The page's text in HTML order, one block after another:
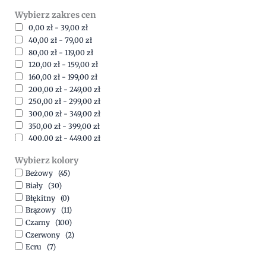
Spodnie (15)
Sukienki (41)
Swetry Damskie (19)
Szorty (7)
Wybierz zakres cen
0,00 zł - 39,00 zł
40,00 zł - 79,00 zł
80,00 zł - 119,00 zł
120,00 zł - 159,00 zł
160,00 zł - 199,00 zł
200,00 zł - 249,00 zł
250,00 zł - 299,00 zł
300,00 zł - 349,00 zł
350,00 zł - 399,00 zł
400,00 zł - 449,00 zł
500,00zł-1500,00
Wybierz kolory
Beżowy (45)
Biały (30)
Błękitny (0)
Brązowy (11)
Czarny (100)
Czerwony (2)
Ecru
(7)